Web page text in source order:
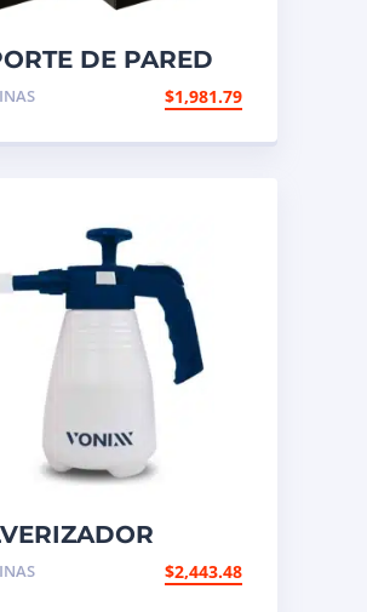
DE PARED
VOXER
$1,981.79
2EN1 2 L
$2,443.48